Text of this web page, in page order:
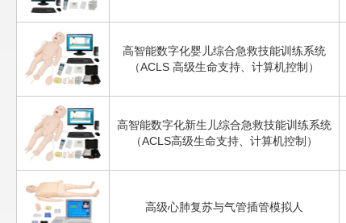
高智能数字化婴儿综合急救技能训练系统
（ACLS 高级生命支持、计算机控制）
高智能数字化新生儿综合急救技能训练系统
（ACLS高级生命支持、计算机控制）
高级心肺复苏与气管插管模拟人